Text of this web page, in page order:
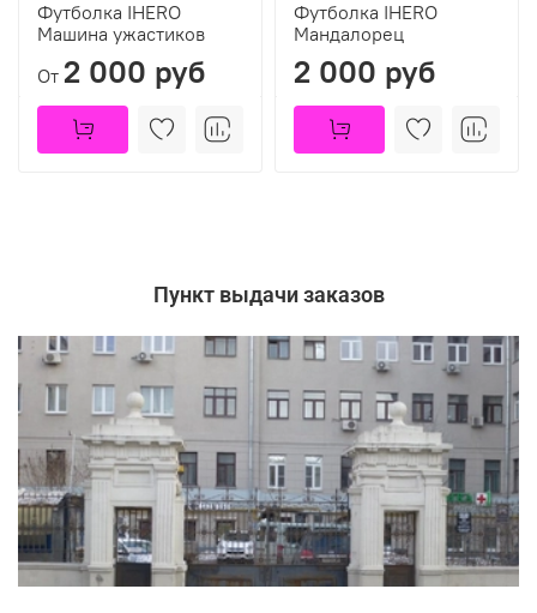
Футболка IHERO
Машина ужастиков
От 2 000 руб
Футболка IHERO
Мандалорец
2 000 руб
Пункт выдачи заказов